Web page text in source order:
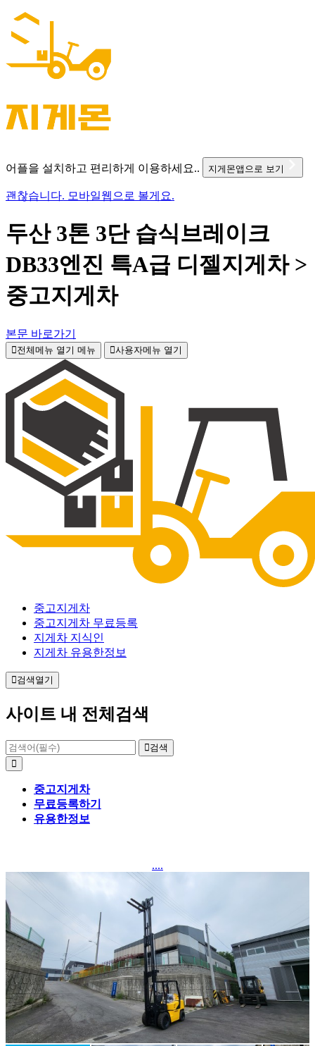
어플을 설치하고 편리하게 이용하세요.. 지게몬앱으로 보기
괜찮습니다. 모바일웹으로 볼게요.
두산 3톤 3단 습식브레이크
DB33엔진 특A급 디젤지게차 >
중고지게차
본문 바로가기
전체메뉴 열기 메뉴 사용자메뉴 열기
중고지게차
중고지게차 무료등록
지게차 지식인
지게차 유용한정보
검색열기
사이트 내 전체검색
검색
중고지게차
무료등록하기
유용한정보
....